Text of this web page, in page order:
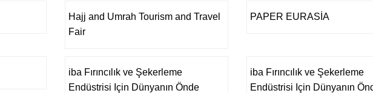
Hajj and Umrah Tourism and Travel
Fair
PAPER EURASİA
iba Fırıncılık ve Şekerleme
Endüstrisi Için Dünyanın Önde
iba Fırıncılık ve Şekerleme
Endüstrisi Için Dünyanın